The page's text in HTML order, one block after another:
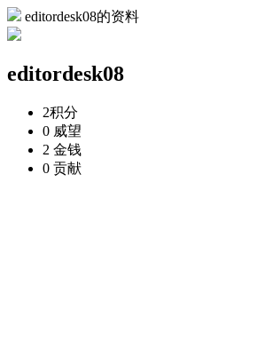
editordesk08的资料
editordesk08
2积分
0 威望
2 金钱
0 贡献